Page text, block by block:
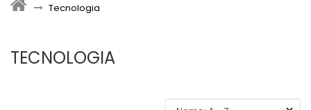
> Tecnologia
TECNOLOGIA